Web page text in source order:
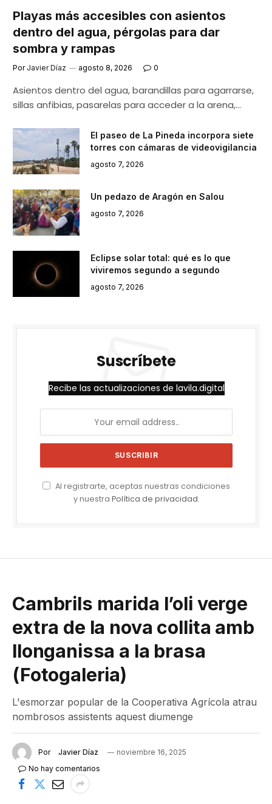
Playas más accesibles con asientos
dentro del agua, pérgolas para dar
sombra y rampas
Por Javier Díaz agosto 8, 2026 0
Asientos dentro del agua, barandillas para agarrarse,
sillas anfibias, pasarelas para acceder a la arena,…
El paseo de La Pineda incorpora siete
torres con cámaras de videovigilancia
agosto 7, 2026
Un pedazo de Aragón en Salou
agosto 7, 2026
Eclipse solar total: qué es lo que
viviremos segundo a segundo
agosto 7, 2026
Suscríbete
Recibe las actualizaciones de lavila.digital
Al registrarte, aceptas nuestras condiciones
y nuestra Política de privacidad.
Cambrils marida l’oli verge
extra de la nova collita amb
llonganissa a la brasa
(Fotogaleria)
L'esmorzar popular de la Cooperativa Agrícola atrau
nombrosos assistents aquest diumenge
Por Javier Díaz
noviembre 16, 2025
No hay comentarios